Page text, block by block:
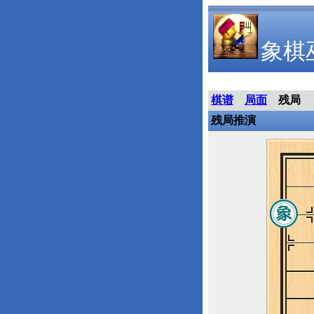
象棋
棋谱 局面
残局
残局推演